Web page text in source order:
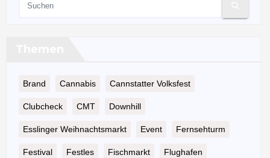
Brand Cannabis Cannstatter Volksfest
Clubcheck CMT Downhill
Esslinger Weihnachtsmarkt Event Fernsehturm
Festival Festles Fischmarkt Flughafen